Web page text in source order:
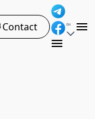
Contact EN